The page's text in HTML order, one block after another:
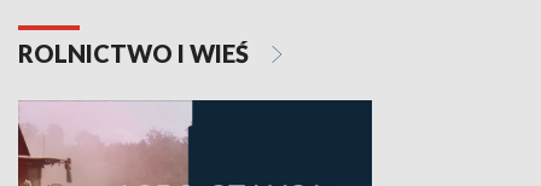
ROLNICTWO I WIEŚ